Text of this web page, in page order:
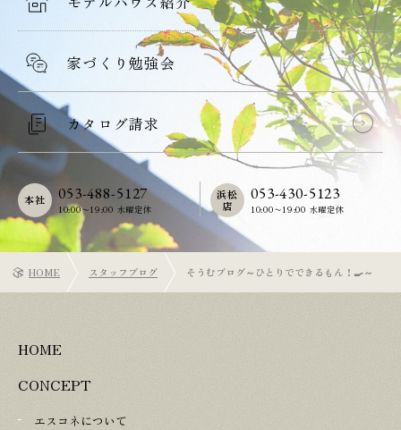
家づくり勉強会
カタログ請求
053-488-5127
10:00〜19:00 水曜定休
本社 053-430-5123
10:00〜19:00 水曜定休
浜松
店
HOME スタッフブログ そうむブログ～ひとりでできるもん！🍳～
HOME
CONCEPT
エスコネについて